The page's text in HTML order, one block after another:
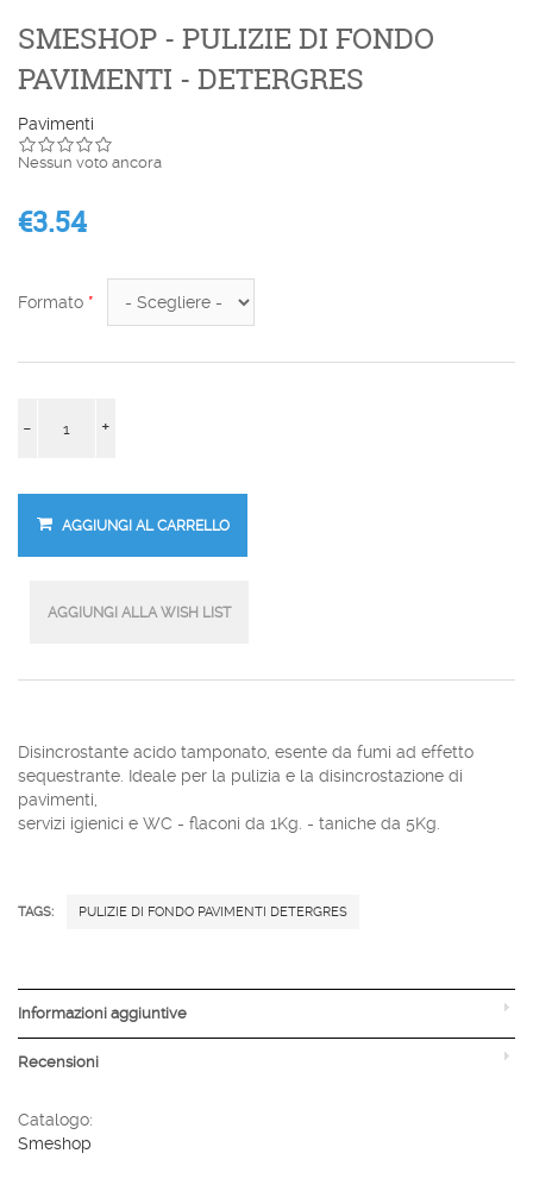
SMESHOP - PULIZIE DI FONDO
PAVIMENTI - DETERGRES
Pavimenti
Nessun voto ancora
€3.54
Formato *
- +
Disincrostante acido tamponato, esente da fumi ad effetto
sequestrante. Ideale per la pulizia e la disincrostazione di
pavimenti,
servizi igienici e WC - flaconi da 1Kg. - taniche da 5Kg.
TAGS: PULIZIE DI FONDO PAVIMENTI DETERGRES
Informazioni aggiuntive
Recensioni
Catalogo:
Smeshop